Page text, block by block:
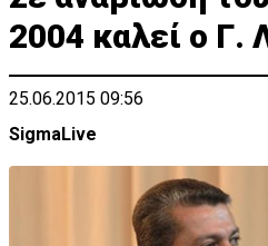
2004 καλεί ο Γ.
25.06.2015 09:56
SigmaLive